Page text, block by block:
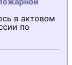
в актовом
по